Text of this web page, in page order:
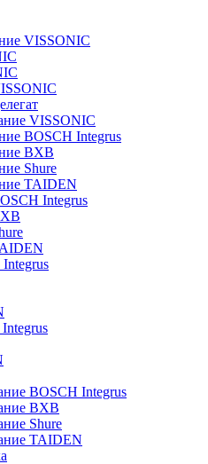
VISSONIC
VISSONIC
BOSCH Integrus
BXB
Shure
TAIDEN
Integrus
BOSCH Integrus
BXB
Shure
TAIDEN